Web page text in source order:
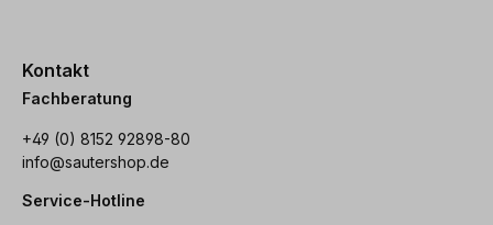
Kontakt
Fachberatung
+49 (0) 8152 92898-80
info@sautershop.de
Service-Hotline